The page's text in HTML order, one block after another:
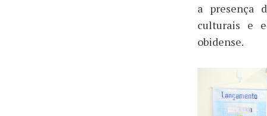
a presença
culturais e
obidense.